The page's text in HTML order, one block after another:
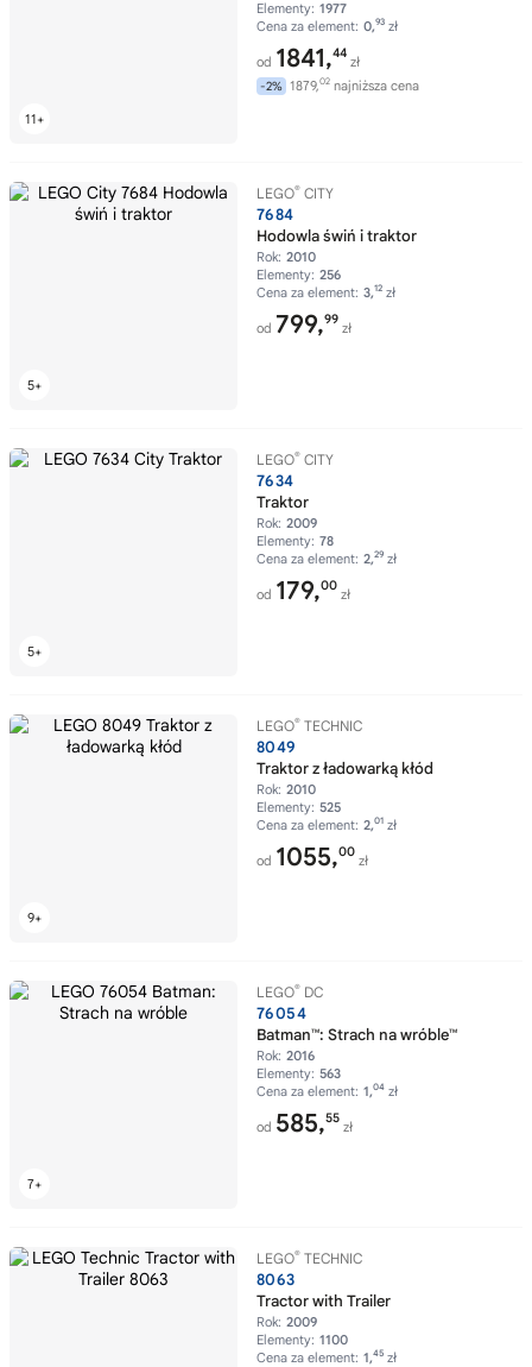
Elementy: 1977
Cena za element: 0,93 zł
od 1841,44
zł
-2% 1879,02 najniższa cena
LEGO® CITY
7684
Hodowla świń i traktor
Rok: 2010
Elementy: 256
Cena za element: 3,12 zł
od 799,99
zł
LEGO® CITY
7634
Traktor
Rok: 2009
Elementy: 78
Cena za element: 2,29 zł
od 179,00
zł
LEGO® TECHNIC
8049
Traktor z ładowarką kłód
Rok: 2010
Elementy: 525
Cena za element: 2,01 zł
od 1055,00
zł
LEGO® DC
76054
Batman™: Strach na wróble™
Rok: 2016
Elementy: 563
Cena za element: 1,04 zł
od 585,55
zł
LEGO® TECHNIC
8063
Tractor with Trailer
Rok: 2009
Elementy: 1100
Cena za element: 1,45 zł